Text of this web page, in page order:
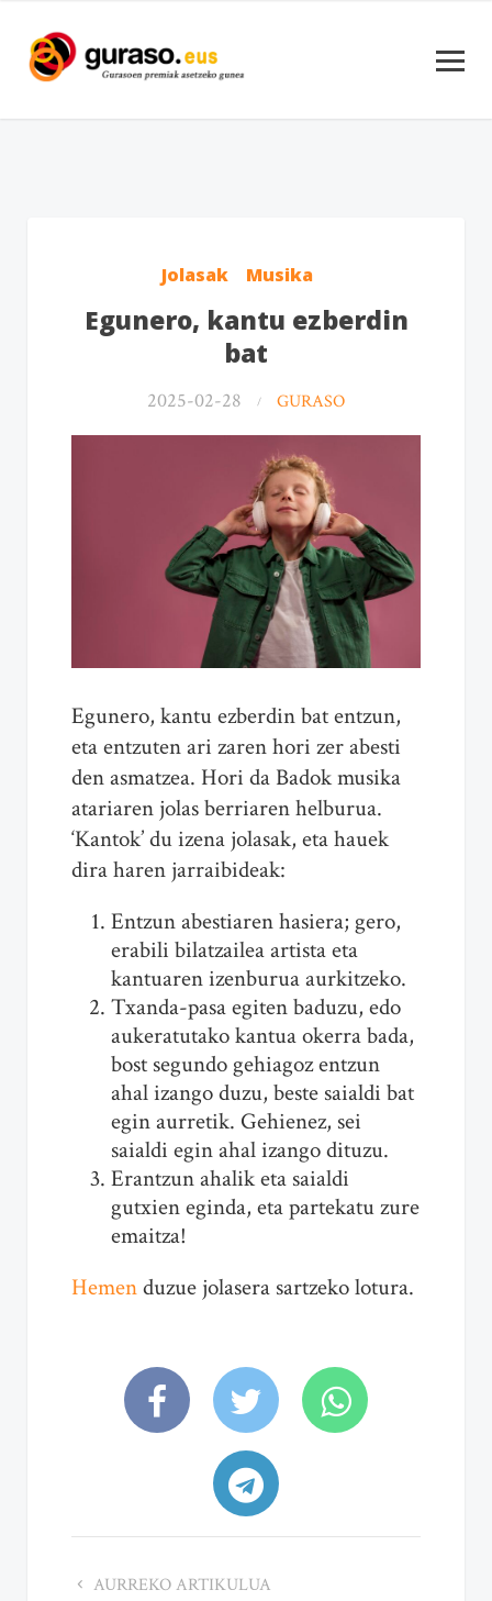
Jolasak Musika
Egunero, kantu ezberdin
bat
2025-02-28 GURASO
Egunero, kantu ezberdin bat entzun,
eta entzuten ari zaren hori zer abesti
den asmatzea. Hori da Badok musika
atariaren jolas berriaren helburua.
‘Kantok’ du izena jolasak, eta hauek
dira haren jarraibideak:
Entzun abestiaren hasiera; gero,
erabili bilatzailea artista eta
kantuaren izenburua aurkitzeko.
Txanda-pasa egiten baduzu, edo
aukeratutako kantua okerra bada,
bost segundo gehiagoz entzun
ahal izango duzu, beste saialdi bat
egin aurretik. Gehienez, sei
saialdi egin ahal izango dituzu.
Erantzun ahalik eta saialdi
gutxien eginda, eta partekatu zure
emaitza!
Hemenduzue jolasera sartzeko lotura.
AURREKO ARTIKULUA